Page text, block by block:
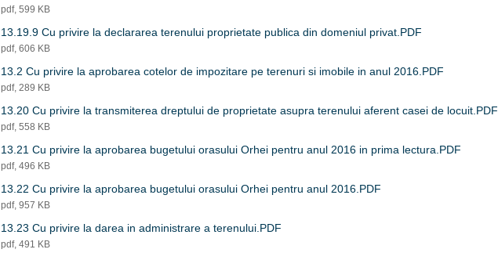
pdf, 599 KB
13.19.9 Cu privire la declararea terenului proprietate publica din domeniul privat.PDF
pdf, 606 KB
13.2 Cu privire la aprobarea cotelor de impozitare pe terenuri si imobile in anul 2016.PDF
pdf, 289 KB
13.20 Cu privire la transmiterea dreptului de proprietate asupra terenului aferent casei de locuit.PDF
pdf, 558 KB
13.21 Cu privire la aprobarea bugetului orasului Orhei pentru anul 2016 in prima lectura.PDF
pdf, 496 KB
13.22 Cu privire la aprobarea bugetului orasului Orhei pentru anul 2016.PDF
pdf, 957 KB
13.23 Cu privire la darea in administrare a terenului.PDF
pdf, 491 KB